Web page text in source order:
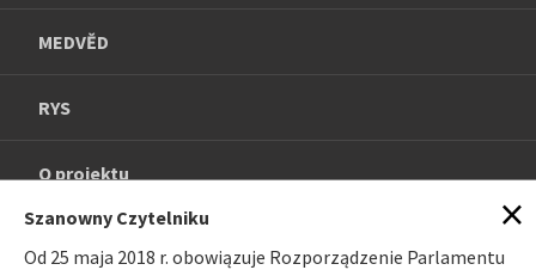
MEDVĚD
RYS
O projektu
×
Szanowny Czytelniku
Od 25 maja 2018 r. obowiązuje Rozporządzenie Parlamentu